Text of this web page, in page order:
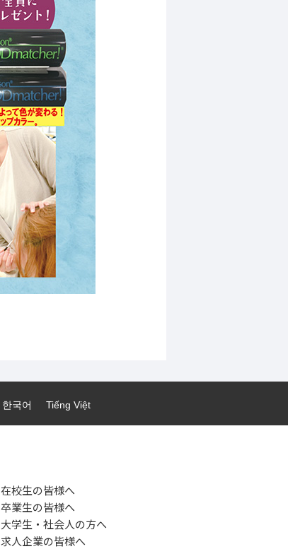
한국어 Tiếng Việt
在校生の皆様へ
卒業生の皆様へ
大学生・社会人の方へ
求人企業の皆様へ